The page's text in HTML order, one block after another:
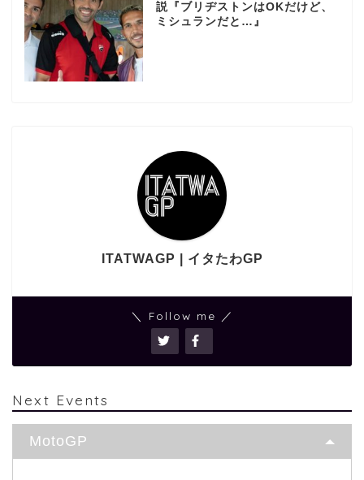
説『ブリヂストンはOKだけど、
ミシュランだと…』
ITATWAGP | イタたわGP
＼ Follow me ／
Next Events
MotoGP